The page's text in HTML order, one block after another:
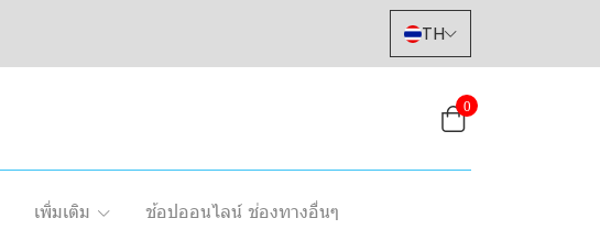
TH
0
เพิ่มเติม ช้อปออนไลน์ ช่องทางอื่นๆ